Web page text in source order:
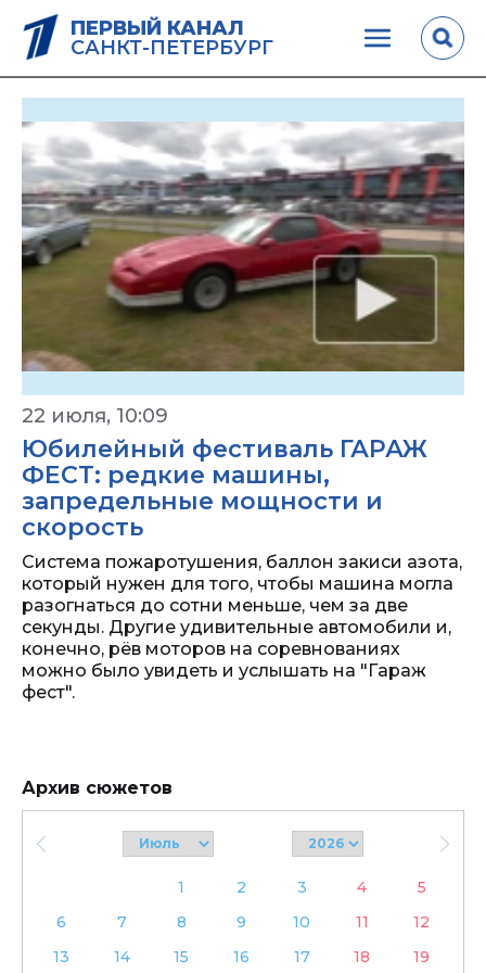
ПЕРВЫЙ КАНАЛ
САНКТ-ПЕТЕРБУРГ
22 июля, 10:09
Юбилейный фестиваль ГАРАЖ
ФЕСТ: редкие машины,
запредельные мощности и
скорость
Система пожаротушения, баллон закиси азота,
который нужен для того, чтобы машина могла
разогнаться до сотни меньше, чем за две
секунды. Другие удивительные автомобили и,
конечно, рёв моторов на соревнованиях
можно было увидеть и услышать на "Гараж
фест".
Архив сюжетов
1 2 3 4
5
6
7 8 9 10 11
12
13
14 15 16 17 18 19